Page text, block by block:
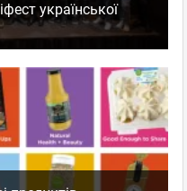
української